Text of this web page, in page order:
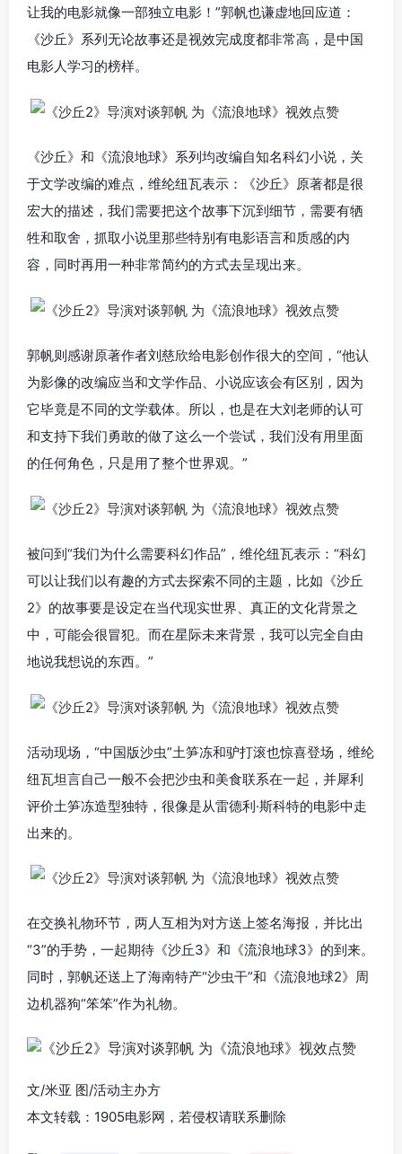
让我的电影就像一部独立电影！”郭帆也谦虚地回应道：
《沙丘》系列无论故事还是视效完成度都非常高，是中国
电影人学习的榜样。
《沙丘》和《流浪地球》系列均改编自知名科幻小说，关
于文学改编的难点，维纶纽瓦表示：《沙丘》原著都是很
宏大的描述，我们需要把这个故事下沉到细节，需要有牺
牲和取舍，抓取小说里那些特别有电影语言和质感的内
容，同时再用一种非常简约的方式去呈现出来。
郭帆则感谢原著作者刘慈欣给电影创作很大的空间，“他认
为影像的改编应当和文学作品、小说应该会有区别，因为
它毕竟是不同的文学载体。所以，也是在大刘老师的认可
和支持下我们勇敢的做了这么一个尝试，我们没有用里面
的任何角色，只是用了整个世界观。”
被问到“我们为什么需要科幻作品”，维伦纽瓦表示：“科幻
可以让我们以有趣的方式去探索不同的主题，比如《沙丘
2》的故事要是设定在当代现实世界、真正的文化背景之
中，可能会很冒犯。而在星际未来背景，我可以完全自由
地说我想说的东西。”
活动现场，“中国版沙虫”土笋冻和驴打滚也惊喜登场，维纶
纽瓦坦言自己一般不会把沙虫和美食联系在一起，并犀利
评价土笋冻造型独特，很像是从雷德利·斯科特的电影中走
出来的。
在交换礼物环节，两人互相为对方送上签名海报，并比出
“3”的手势，一起期待《沙丘3》和《流浪地球3》的到来。
同时，郭帆还送上了海南特产“沙虫干”和《流浪地球2》周
边机器狗“笨笨”作为礼物。
文/米亚 图/活动主办方
本文转载：1905电影网，若侵权请联系删除